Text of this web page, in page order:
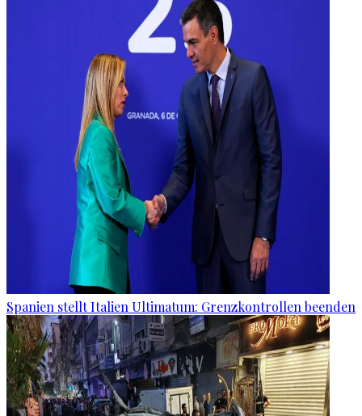
Spanien stellt Italien Ultimatum: Grenzkontrollen beenden